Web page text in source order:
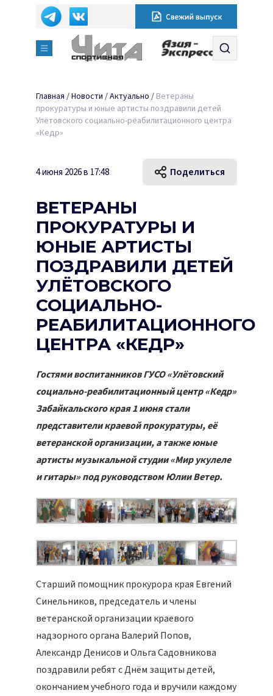
Главная /Новости /Актуально / Ветераны
прокуратуры и юные артисты поздравили детей
Улётовского социально-реабилитационного центра
«Кедр»
4 июня 2026 в 17:48 Поделиться
ВЕТЕРАНЫ
ПРОКУРАТУРЫ И
ЮНЫЕ АРТИСТЫ
ПОЗДРАВИЛИ ДЕТЕЙ
УЛЁТОВСКОГО
СОЦИАЛЬНО-
РЕАБИЛИТАЦИОННОГО
ЦЕНТРА «КЕДР»
Гостями воспитанников ГУСО «Улётовский
социально-реабилитационный центр «Кедр»
Забайкальского края 1 июня стали
представители краевой прокуратуры, её
ветеранской организации, а также юные
артисты музыкальной студии «Мир укулеле
и гитары» под руководством Юлии Ветер.
Старший помощник прокурора края Евгений
Синельников, председатель и члены
ветеранской организации краевого
надзорного органа Валерий Попов,
Александр Денисов и Ольга Садовникова
поздравили ребят с Днём защиты детей,
окончанием учебного года и вручили каждому